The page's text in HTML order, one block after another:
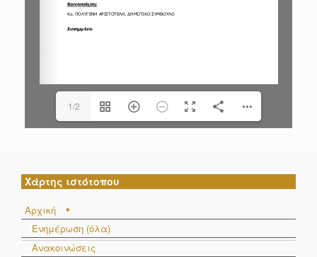
1/2
Χάρτης ιστότοπου
Αρχική
Ενημέρωση (όλα)
Ανακοινώσεις